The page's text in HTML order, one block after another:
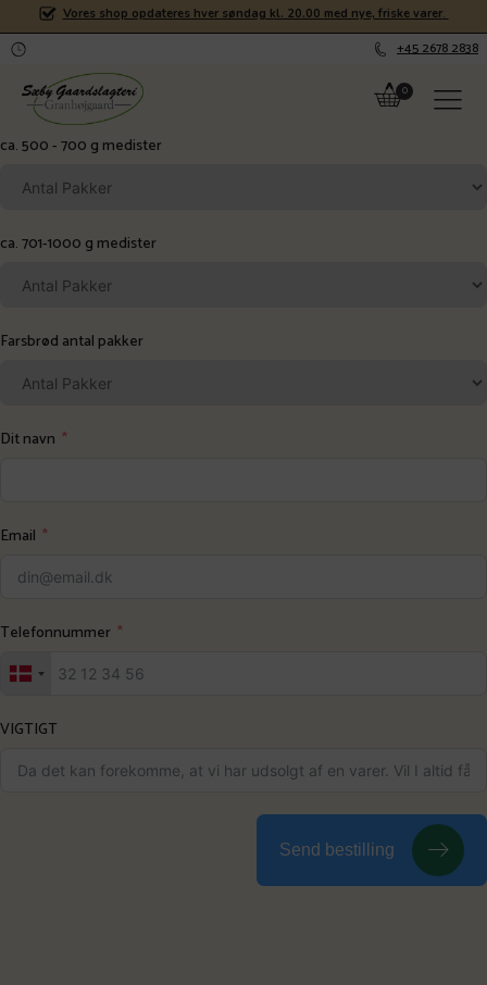
Vores shop opdateres hver søndag kl. 20.00 med nye, friske varer.
+45 2678 2838
ca. 500 - 700 g medister
ca. 701-1000 g medister
Farsbrød antal pakker
Dit navn
Email
Telefonnummer
VIGTIGT
Send bestilling